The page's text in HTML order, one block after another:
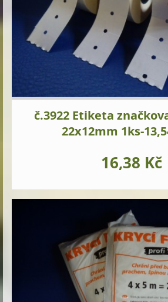
č.3922 Etiketa
22x12mm 1ks-
16,38 Kč